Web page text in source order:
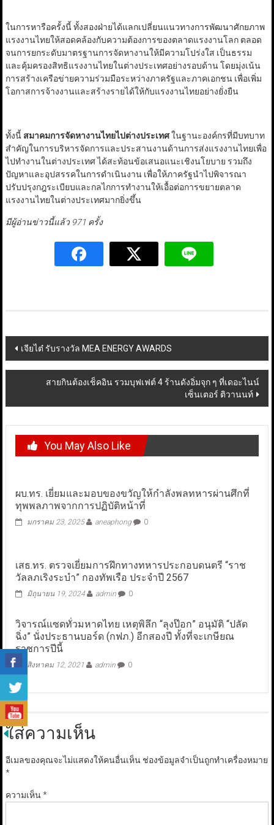
ในการหารือครั้งนี้ ทั้งสองฝ่ายได้แลกเปลี่ยนแนวทางการพัฒนาศักยภาพ
แรงงานไทยให้สอดคล้องกับความต้องการของตลาดแรงงานโลก ตลอด
จนการยกระดับมาตรฐานการจัดหางานให้มีความโปร่งใส เป็นธรรม
และคุ้มครองสิทธิแรงงานไทยในต่างประเทศอย่างรอบด้าน โดยมุ่งเน้น
การสร้างเครือข่ายความร่วมมือระหว่างภาครัฐและภาคเอกชน เพื่อเพิ่ม
โอกาสการจ้างงานและสร้างรายได้ให้กับแรงงานไทยอย่างยั่งยืน
ทั้งนี้ สมาคมการจัดหางานไทยไปต่างประเทศในฐานะองค์กรที่มีบทบาท
สำคัญในการบริหารจัดการและประสานงานด้านการส่งแรงงานไทยเพื่อ
ไปทำงานในต่างประเทศ ได้สะท้อนข้อเสนอแนะเชิงนโยบาย รวมถึง
ปัญหาและอุปสรรคในการดำเนินงาน เพื่อให้ภาครัฐนำไปพิจารณา
ปรับปรุงกฎระเบียบและกลไกการทำงานให้เอื้อต่อการขยายตลาด
แรงงานไทยในต่างประเทศมากยิ่งขึ้น
มีผู้อ่านข่าวนี้แล้ว 971 ครั้ง
Post
navigation
เจียไต๋ รับรางวัล MEA ENERGY AWARDS
สายกินต้องเช็คอิน รวมบุฟเฟต์ 4 ร้านดังอิ่มจุก ๆ ที่เดอะไนน์
เซ็นเตอร์ ติวานนท์
You May Also Like
ผบ.ทร. เยี่ยมและมอบของขวัญให้กำลังพลทหารผ่านศึกที่
ทุพพลภาพจากการปฏิบัติหน้าที่
มกราคม 23, 2025 aneaphong 0
เสธ.ทร. ตรวจเยี่ยมการฝึกทางทหารประกอบดนตรี “ราช
วัลลภเริงระบำ” กองทัพเรือ ประจำปี 2567
มิถุนายน 19, 2024 admin 0
วิจารณ์แซดทั่วมหาดไทย เหตุพิลึก “ลุงป๊อก” อนุมัติ “ปลัด
ฉิ่ง” นั่งประธานบอร์ด (กฟภ.) อีกสองปี ทั้งที่จะเกษียณ
ราชการปีนี้
สิงหาคม 12, 2021 admin 0
ใส่ความเห็น
อีเมลของคุณจะไม่แสดงให้คนอื่นเห็น ช่องข้อมูลจำเป็นถูกทำเครื่องหมาย
*
ความเห็น*